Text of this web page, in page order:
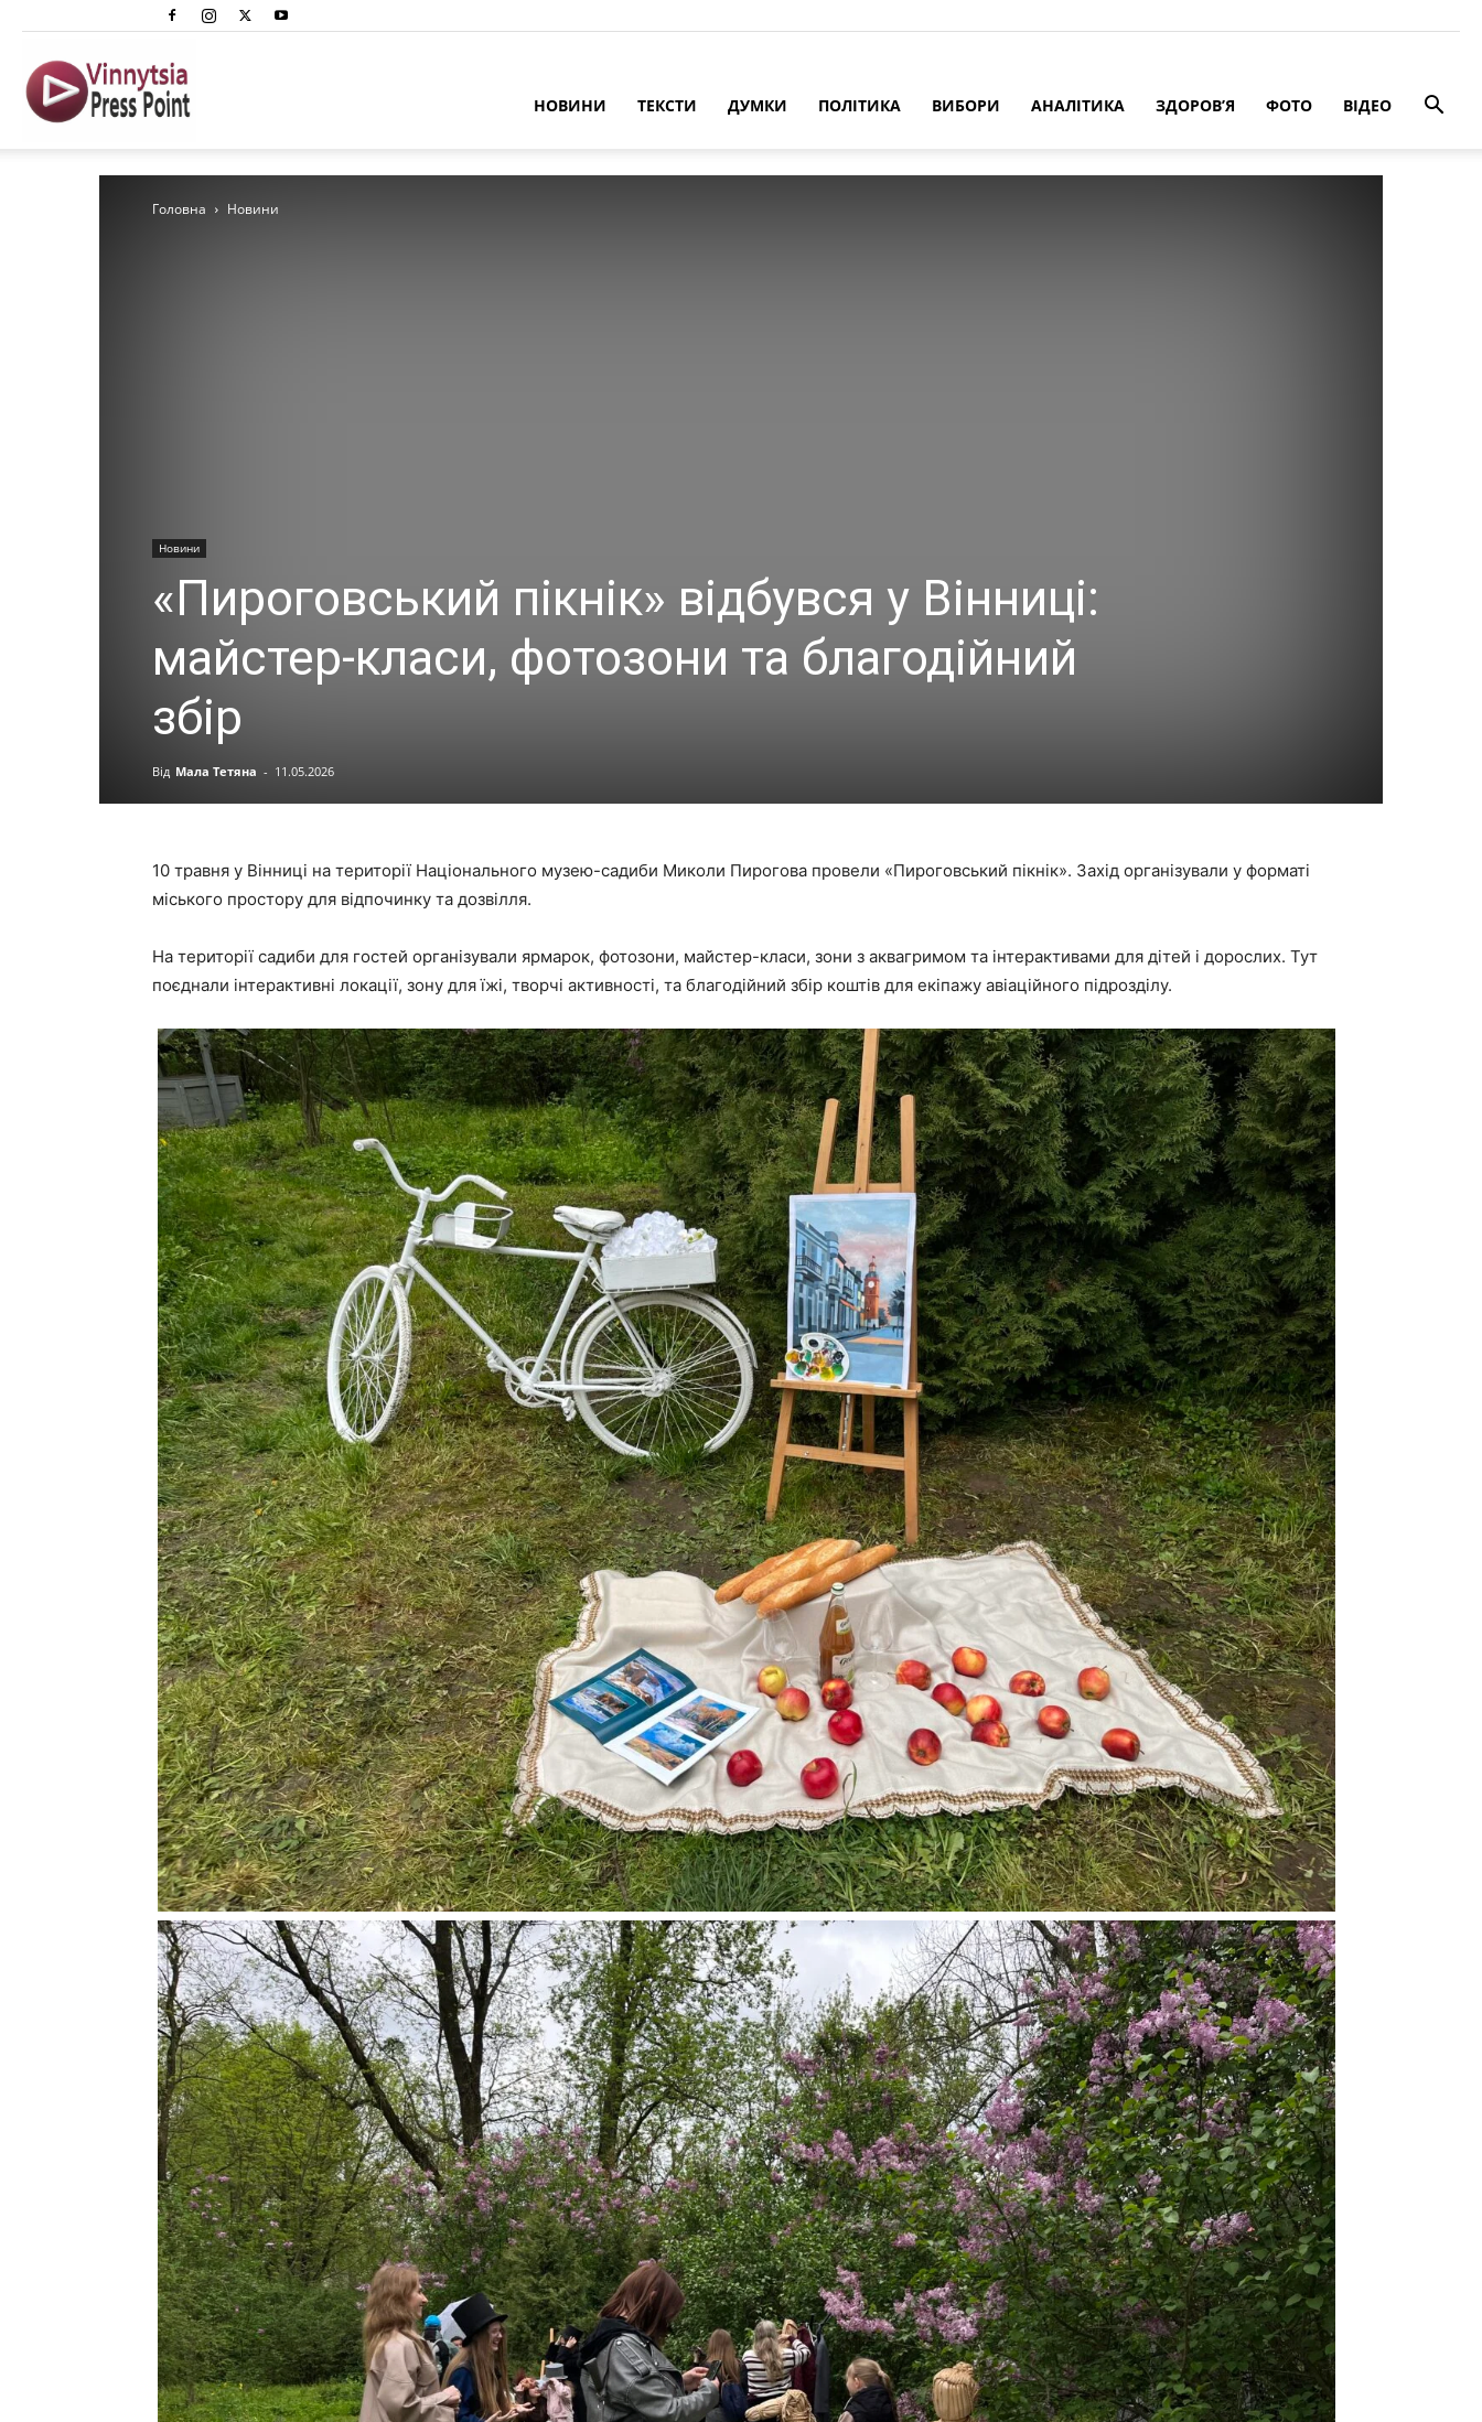
Преспоінт
НОВИНИ ТЕКСТИ ДУМКИ ПОЛІТИКА ВИБОРИ АНАЛІТИКА ЗДОРОВ’Я ФОТО ВІДЕО
Головна Новини
Новини
«Пироговський пікнік» відбувся у Вінниці:
майстер-класи, фотозони та благодійний
збір
Від Мала Тетяна - 11.05.2026
10 травня у Вінниці на території Національного музею-садиби Миколи Пирогова провели «Пироговський пікнік». Захід організували у форматі
міського простору для відпочинку та дозвілля.
На території садиби для гостей організували ярмарок, фотозони, майстер-класи, зони з аквагримом та інтерактивами для дітей і дорослих. Тут
поєднали інтерактивні локації, зону для їжі, творчі активності, та благодійний збір коштів для екіпажу авіаційного підрозділу.